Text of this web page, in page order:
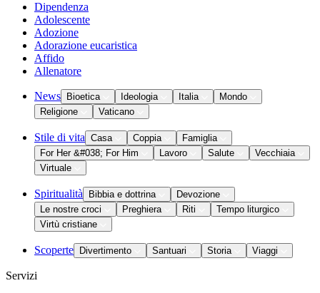
Dipendenza
Adolescente
Adozione
Adorazione eucaristica
Affido
Allenatore
News Bioetica Ideologia Italia
Mondo
Religione
Vaticano
Stile di vita Casa Coppia
Famiglia
For Her &#038; For Him
Lavoro Salute
Vecchiaia
Virtuale
Spiritualità Bibbia e dottrina
Devozione
Le nostre croci
Preghiera Riti
Tempo liturgico
Virtù cristiane
Scoperte Divertimento Santuari Storia Viaggi
Servizi